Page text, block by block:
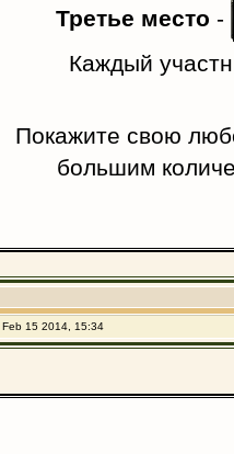
Третье место -
Каждый
Покажите свою
большим
Feb 15 2014, 15:34